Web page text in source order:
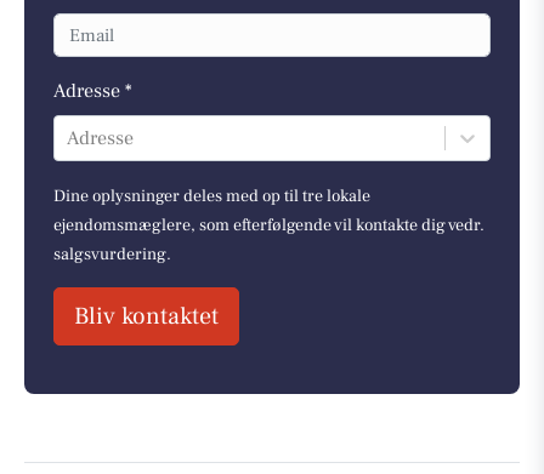
Adresse *
Adresse
Dine oplysninger deles med op til tre lokale
ejendomsmæglere, som efterfølgende vil kontakte dig vedr.
salgsvurdering.
Bliv kontaktet